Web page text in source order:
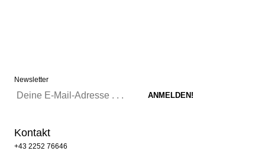
Newsletter
Kontakt
+43 2252 76646